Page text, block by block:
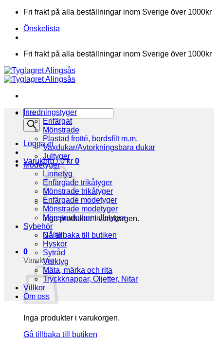
Skip
content
Fri frakt på alla beställningar inom Sverige över 1000kr
Önskelista
Fri frakt på alla beställningar inom Sverige över 1000kr
Products
search
Logga in
Varukorg /0kr 0
Inga produkter i varukorgen.
Gå tillbaka till butiken
0
Varukorg
Inga produkter i varukorgen.
Gå tillbaka till butiken
Inredningstyger
Enfärgat
Mönstrade
Plastad frotté, bordsfilt m.m.
Vaxdukar/Avtorkningsbara dukar
Jultyger
Modetyger
Linnetyg
Enfärgade trikåtyger
Mönstrade trikåtyger
Enfärgade modetyger
Mönstrade modetyger
Mönstrade bomullstyger
Sybehör
Nålar
Hyskor
Sytråd
Verktyg
Mäta, märka och rita
Tryckknappar, Öljetter, Nitar
Villkor
Om oss